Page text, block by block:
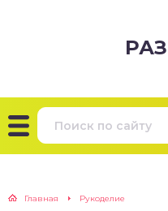
Главная Рукоделие